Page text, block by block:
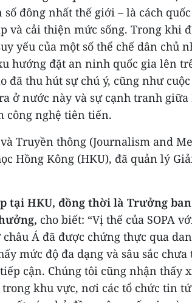
đông nhất thế giới – là cách
và cải thiện mức sống. Trong khi
yếu của một số thể chế dân chủ
hướng đặt an ninh quốc gia lên
thu hút sự chú ý, cũng như
ở nước này và sự cạnh tranh giữa
công nghệ tiên tiến.
Truyền thông (Journalism and
Hồng Kông (HKU), đã quản lý
tại HKU, đồng thời là Trưởng
cho biết: “Vị thế của SOPA
Á đã được chứng thực qua
mức độ đa dạng và sâu sắc chưa
cận. Chúng tôi cũng nhận thấy
khu vực, nơi các tổ chức tin